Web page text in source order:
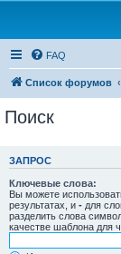
FAQ
Список форумов
Поиск
ЗАПРОС
Ключевые слова:
Вы можете
результатах, и - для
разделить слова
качестве шаблона для